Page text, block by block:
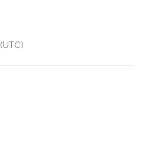
(UTC)